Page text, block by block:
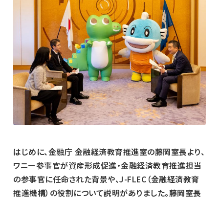
はじめに、金融庁 金融経済教育推進室の藤岡室長より、
ワニー参事官が資産形成促進・金融経済教育推進担当
の参事官に任命された背景や、J-FLEC（金融経済教育
推進機構）の役割について説明がありました。藤岡室長